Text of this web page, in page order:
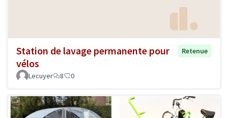
Station de lavage permanente pour
vélos
Retenue
Lecuyer 8 0